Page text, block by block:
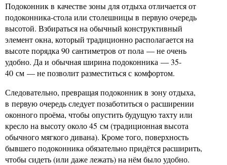
Подоконник в качестве зоны для отдыха отличается от
подоконника-стола или столешницы в первую очередь
высотой. Взбираться на обычный конструктивный
элемент окна, который традиционно располагается на
высоте порядка 90 сантиметров от пола — не очень
удобно. Да и обычная ширина подоконника — 35-
40 см — не позволит разместиться с комфортом.
Следовательно, превращая подоконник в зону отдыха,
в первую очередь следует позаботиться о расширении
оконного проёма, чтобы опустить будущую тахту или
кресло на высоту около 45 см (традиционная высота
обычного мягкого дивана). Кроме того, поверхность
бывшего подоконника обязательно придётся расширить,
чтобы сидеть (или даже лежать) на нём было удобно.